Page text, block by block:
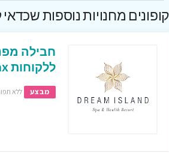
קופונים מחנויות נוספות
חבילה
ללקוחות Max!
מבצע ללא